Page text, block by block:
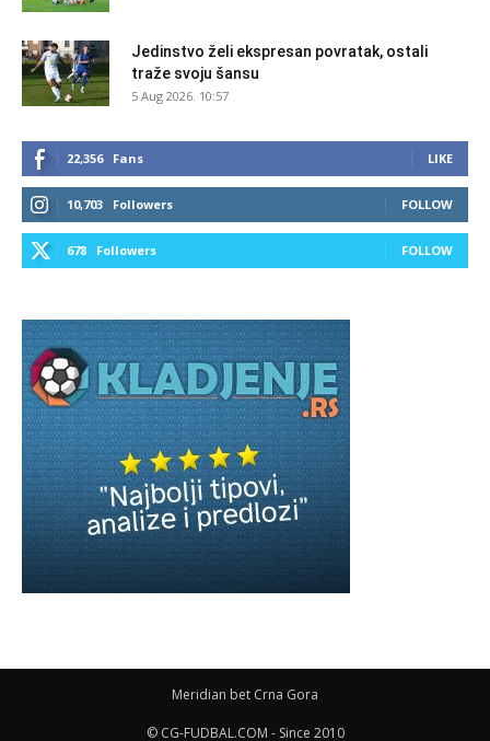
Jedinstvo želi ekspresan povratak, ostali
traže svoju šansu
5 Aug 2026. 10:57
22,356 Fans LIKE
10,703 Followers FOLLOW
678 Followers FOLLOW
Meridian bet Crna Gora
© CG-FUDBAL.COM - Since 2010